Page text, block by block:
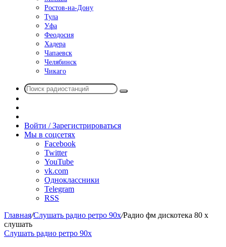
Ростов-на-Дону
Тула
Уфа
Феодосия
Хадера
Чапаевск
Челябинск
Чикаго
Поиск
радио
Войти / Зарегистрироваться
Мы в соцсетях
Facebook
Twitter
YouTube
vk.com
Одноклассники
Telegram
RSS
Главная/Слушать радио ретро 90х/Радио фм дискотека 80 х
слушать
Слушать радио ретро 90х